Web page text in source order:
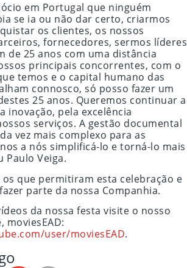
em Portugal que ninguém
se ia ou não dar certo, criarmos
os clientes, os nossos
fornecedores, sermos líderes
de 25 anos com uma distância
principais concorrentes, com o
temos e o capital humano das
connosco, só posso fazer um
25 anos. Queremos continuar a
inovação, pela excelência
serviços. A gestão documental
vez mais complexo para as
a nós simplificá-lo e torná-lo mais
Paulo Veiga.
que permitiram esta celebração e
parte da nossa Companhia.
da nossa festa visite o nosso
moviesEAD:
user/moviesEAD.